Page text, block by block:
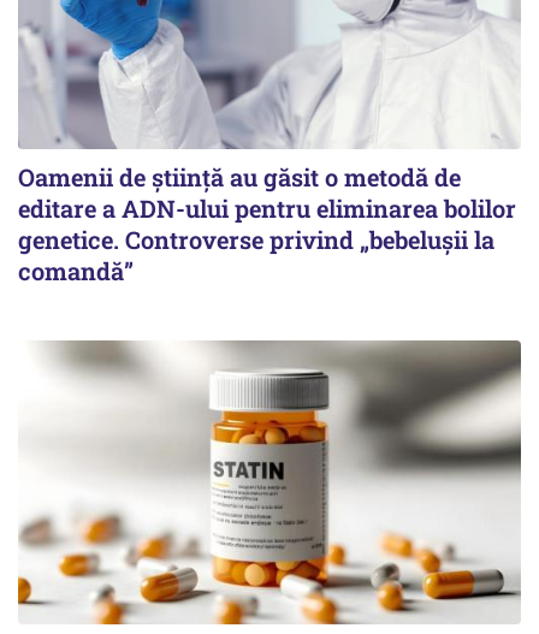
Oamenii de știință au găsit o metodă de
editare a ADN-ului pentru eliminarea bolilor
genetice. Controverse privind „bebelușii la
comandă”